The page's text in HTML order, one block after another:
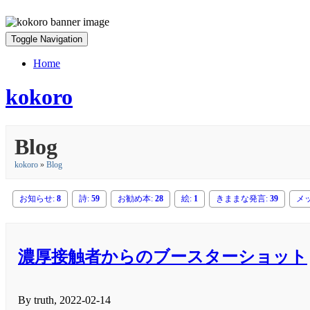
Toggle Navigation
Home
kokoro
Blog
kokoro » Blog
お知らせ: 8 詩: 59 お勧め本: 28 絵: 1 きままな発言: 39 メ
濃厚接触者からのブースターショット
By truth, 2022-02-14